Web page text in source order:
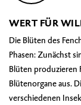
WERT FÜR
Die Blüten des
Phasen: Zunächst
Blüten produzieren
Blütenorgane aus.
verschiedenen